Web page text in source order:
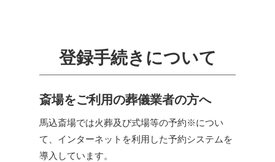
登録手続きについて
斎場をご利用の葬儀業者の方へ
馬込斎場では火葬及び式場等の予約※につい
て、インターネットを利用した予約システムを
導入しています。